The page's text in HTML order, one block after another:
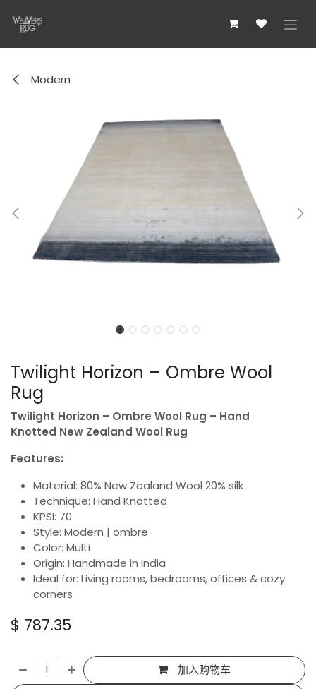
Modern
Twilight Horizon – Ombre Wool
Rug
Twilight Horizon – Ombre Wool Rug – Hand
Knotted New Zealand Wool Rug
Features:
Material: 80% New Zealand Wool 20% silk
Technique: Hand Knotted
KPSI: 70
Style: Modern | ombre
Color: Multi
Origin: Handmade in India
Ideal for: Living rooms, bedrooms, offices & cozy
corners
$ 787.35
加入购物车